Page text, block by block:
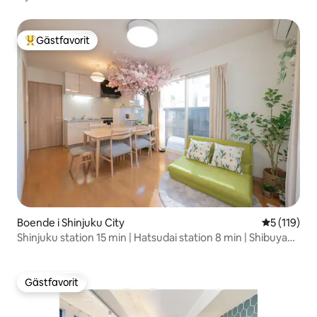
Populär gästfavorit
Gästfavorit
Boende i Shinjuku City 5 av 5 i
5 (119)
Shinjuku station 15 min | Hatsudai station 8 min | Shibuya
Gästfavorit
Gästfavorit